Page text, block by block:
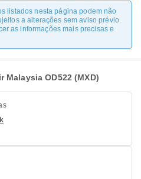
listados nesta página podem não
a alterações sem aviso prévio.
as informações mais precisas e
OD522 (MXD)